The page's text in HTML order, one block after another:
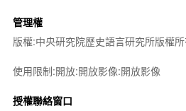
管理權
版權:中央研究院歷史語言研究所版權
使用限制:開放:開放影像:開放影像
授權聯絡窗口